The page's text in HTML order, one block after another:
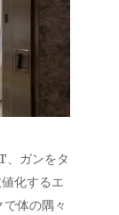
、ガンをタ
化するエ
体の隅々